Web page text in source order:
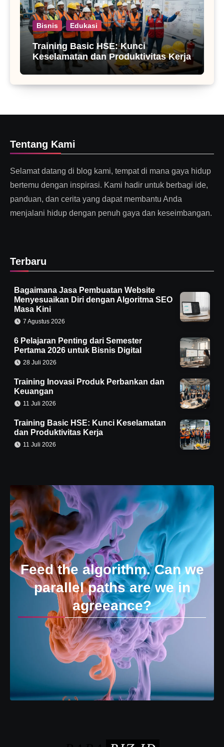
Bisnis Edukasi
Training Basic HSE: Kunci
Keselamatan dan Produktivitas Kerja
Tentang Kami
Selamat datang di blog kami, tempat di mana gaya hidup
bertemu dengan inspirasi. Kami hadir untuk berbagi ide,
panduan, dan cerita yang dapat membantu Anda
menjalani hidup dengan penuh gaya dan keseimbangan.
Terbaru
Bagaimana Jasa Pembuatan Website
Menyesuaikan Diri dengan Algoritma SEO
Masa Kini
7 Agustus 2026
6 Pelajaran Penting dari Semester
Pertama 2026 untuk Bisnis Digital
28 Juli 2026
Training Inovasi Produk Perbankan dan
Keuangan
11 Juli 2026
Training Basic HSE: Kunci Keselamatan
dan Produktivitas Kerja
11 Juli 2026
Feed the algorithm. Can we
parallel paths are we in
agreeance?